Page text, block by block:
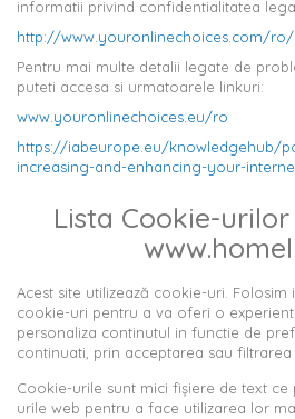
informatii privind confidentialitatea
http://www.youronlinechoices.com/ro/
Pentru mai multe detalii legate de
puteti accesa si urmatoarele linkuri:
www.youronlinechoices.eu/ro
https://iabeurope.eu/knowledgehub/
increasing-and-enhancing-your-
Lista Cookie-
Acest site utilizează cookie-uri.
cookie-uri pentru a va oferi o
personaliza continutul in functie de
continuati, prin acceptarea sau filtrarea
Cookie-urile sunt mici fişiere de text
urile web pentru a face utilizarea lor